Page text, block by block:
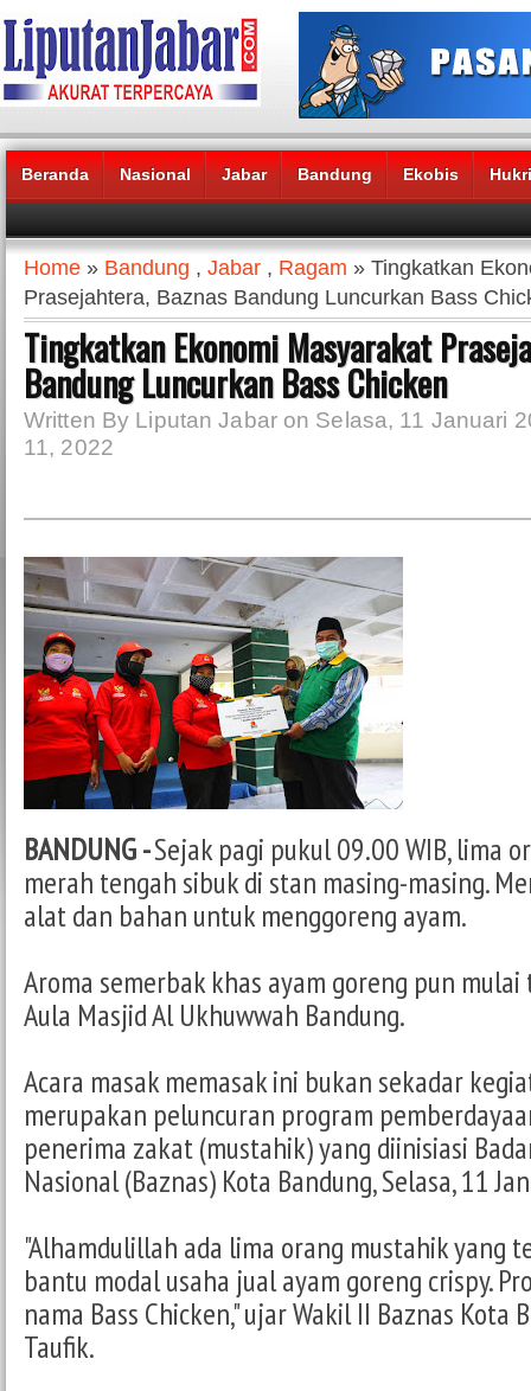
Beranda Nasional Jabar Bandung Ekobis
Headlines News :
Home » Bandung , Jabar , Ragam » Tingkatkan
Prasejahtera, Baznas Bandung Luncurkan Bass
Tingkatkan Ekonomi Masyarakat
Bandung Luncurkan Bass Chicken
Written By Liputan Jabar on Selasa, 11 Januari
11, 2022
BANDUNG -Sejak pagi pukul 09.00 WIB, lima
merah tengah sibuk di stan masing-masing.
alat dan bahan untuk menggoreng ayam.
Aroma semerbak khas ayam goreng pun
Aula Masjid Al Ukhuwwah Bandung.
Acara masak memasak ini bukan sekadar
merupakan peluncuran program
penerima zakat (mustahik) yang diinisiasi
Nasional (Baznas) Kota Bandung, Selasa, 11
"Alhamdulillah ada lima orang mustahik yang
bantu modal usaha jual ayam goreng crispy.
nama Bass Chicken," ujar Wakil II Baznas Kota
Taufik.